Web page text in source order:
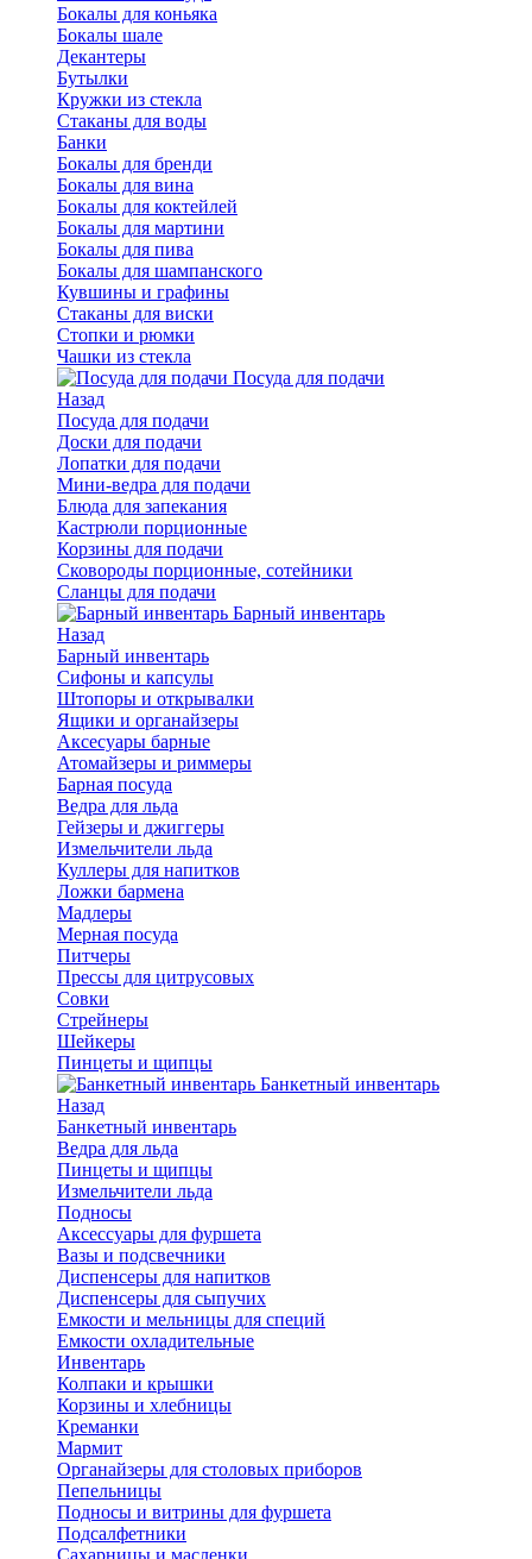
Бокалы для коньяка
Бокалы шале
Декантеры
Бутылки
Кружки из стекла
Стаканы для воды
Банки
Бокалы для бренди
Бокалы для вина
Бокалы для коктейлей
Бокалы для мартини
Бокалы для пива
Бокалы для шампанского
Кувшины и графины
Стаканы для виски
Стопки и рюмки
Чашки из стекла
Посуда для подачи
Назад
Посуда для подачи
Доски для подачи
Лопатки для подачи
Мини-ведра для подачи
Блюда для запекания
Кастрюли порционные
Корзины для подачи
Сковороды порционные, сотейники
Сланцы для подачи
Барный инвентарь
Назад
Барный инвентарь
Сифоны и капсулы
Штопоры и открывалки
Ящики и органайзеры
Аксесуары барные
Атомайзеры и риммеры
Барная посуда
Ведра для льда
Гейзеры и джиггеры
Измельчители льда
Куллеры для напитков
Ложки бармена
Мадлеры
Мерная посуда
Питчеры
Прессы для цитрусовых
Совки
Стрейнеры
Шейкеры
Пинцеты и щипцы
Банкетный инвентарь
Назад
Банкетный инвентарь
Ведра для льда
Пинцеты и щипцы
Измельчители льда
Подносы
Аксессуары для фуршета
Вазы и подсвечники
Диспенсеры для напитков
Диспенсеры для сыпучих
Емкости и мельницы для специй
Емкости охладительные
Инвентарь
Колпаки и крышки
Корзины и хлебницы
Креманки
Мармит
Органайзеры для столовых приборов
Пепельницы
Подносы и витрины для фуршета
Подсалфетники
Сахарницы и масленки